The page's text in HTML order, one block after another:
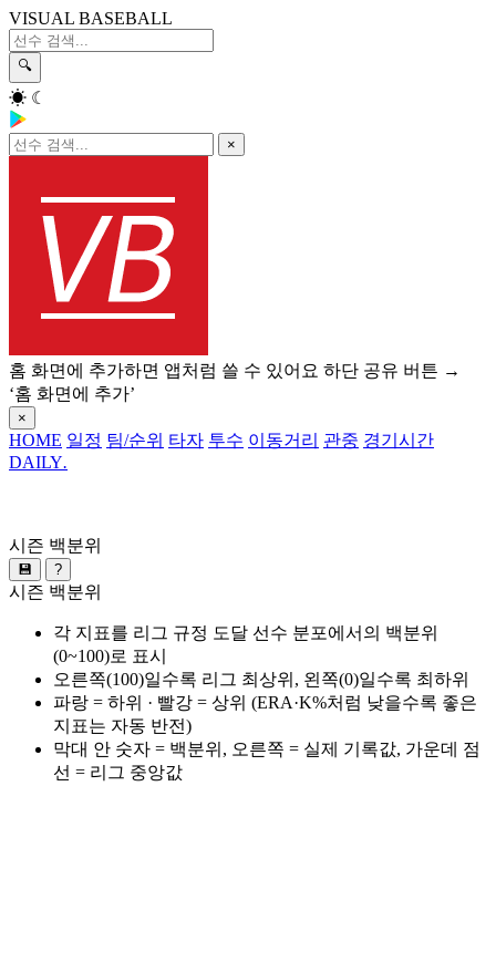
VISUAL BASEBALL
🔍
☀ ☾
×
홈 화면에 추가하면 앱처럼 쓸 수 있어요 하단 공유 버튼 →
‘홈 화면에 추가’
×
HOME 일정 팀/순위 타자 투수 이동거리 관중 경기시간
DAILY.
시즌 백분위
💾 ?
시즌 백분위
각 지표를 리그 규정 도달 선수 분포에서의 백분위
(0~100)로 표시
오른쪽(100)일수록 리그 최상위, 왼쪽(0)일수록 최하위
파랑 = 하위 · 빨강 = 상위 (ERA·K%처럼 낮을수록 좋은
지표는 자동 반전)
막대 안 숫자 = 백분위, 오른쪽 = 실제 기록값, 가운데 점
선 = 리그 중앙값